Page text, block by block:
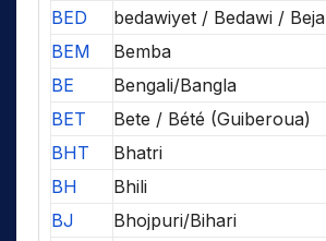
BED
bedawiyet / Bedawi / Beja
BEM
Bemba
BE
Bengali/Bangla
BET
Bete / Bété (Guiberoua)
BHT
Bhatri
BH
Bhili
BJ
Bhojpuri/Bihari